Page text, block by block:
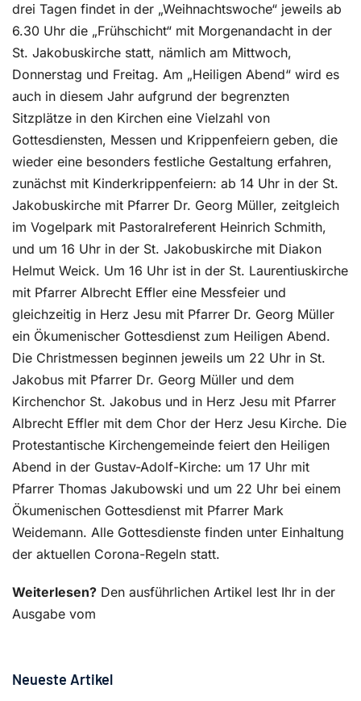
drei Tagen findet in der „Weihnachtswoche“ jeweils ab
6.30 Uhr die „Frühschicht“ mit Morgenandacht in der
St. Jakobuskirche statt, nämlich am Mittwoch,
Donnerstag und Freitag. Am „Heiligen Abend“ wird es
auch in diesem Jahr aufgrund der begrenzten
Sitzplätze in den Kirchen eine Vielzahl von
Gottesdiensten, Messen und Krippenfeiern geben, die
wieder eine besonders festliche Gestaltung erfahren,
zunächst mit Kinderkrippenfeiern: ab 14 Uhr in der St.
Jakobuskirche mit Pfarrer Dr. Georg Müller, zeitgleich
im Vogelpark mit Pastoralreferent Heinrich Schmith,
und um 16 Uhr in der St. Jakobuskirche mit Diakon
Helmut Weick. Um 16 Uhr ist in der St. Laurentiuskirche
mit Pfarrer Albrecht Effler eine Messfeier und
gleichzeitig in Herz Jesu mit Pfarrer Dr. Georg Müller
ein Ökumenischer Gottesdienst zum Heiligen Abend.
Die Christmessen beginnen jeweils um 22 Uhr in St.
Jakobus mit Pfarrer Dr. Georg Müller und dem
Kirchenchor St. Jakobus und in Herz Jesu mit Pfarrer
Albrecht Effler mit dem Chor der Herz Jesu Kirche. Die
Protestantische Kirchengemeinde feiert den Heiligen
Abend in der Gustav-Adolf-Kirche: um 17 Uhr mit
Pfarrer Thomas Jakubowski und um 22 Uhr bei einem
Ökumenischen Gottesdienst mit Pfarrer Mark
Weidemann. Alle Gottesdienste finden unter Einhaltung
der aktuellen Corona-Regeln statt.
Weiterlesen? Den ausführlichen Artikel lest Ihr in der
Ausgabe vom
Neueste Artikel